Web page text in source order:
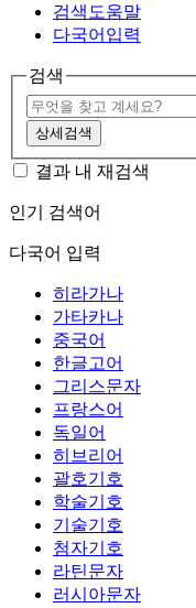
검색도움말
다국어입력
검색
상세검색
결과 내 재검색
인기 검색어
다국어 입력
히라가나
가타카나
중국어
한글고어
그리스문자
프랑스어
독일어
히브리어
괄호기호
학술기호
기술기호
첨자기호
라틴문자
러시아문자